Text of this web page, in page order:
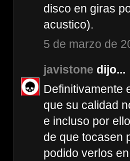
disco en giras
acustico).
5 de marzo de
javistone dijo...
Definitivamente
que su calidad
e incluso por
de que tocasen
podido verlos